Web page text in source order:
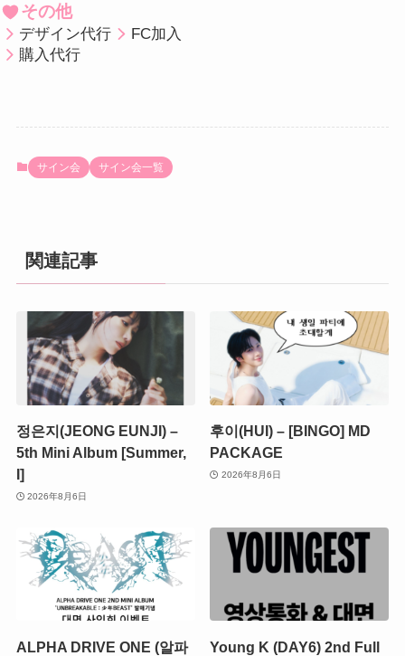
その他
デザイン代行
FC加入
購入代行
サイン会 サイン会一覧
関連記事
정은지(JEONG EUNJI) –
5th Mini Album [Summer,
I]
2026年8月6日
후이(HUI) – [BINGO] MD
PACKAGE
2026年8月6日
ALPHA DRIVE ONE (알파
Young K (DAY6) 2nd Full